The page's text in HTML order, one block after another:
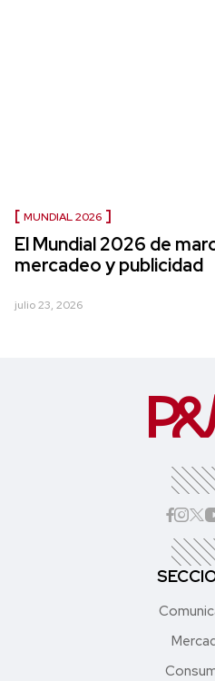
MUNDIAL 2026
El Mundial 2026 de
mercadeo y publicidad
julio 23, 2026